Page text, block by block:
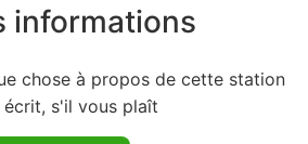
informations
chose à propos de cette station
s'il vous plaît